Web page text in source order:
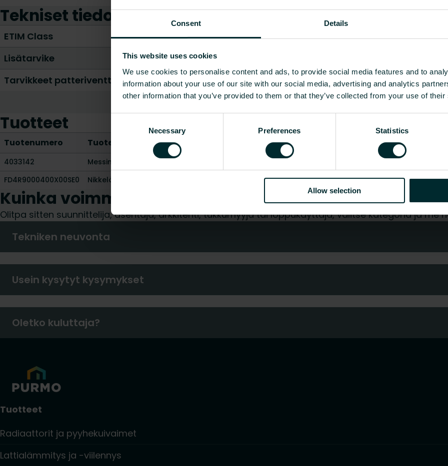
Consent Details
This website uses cookies
We use cookies to personalise content and ads, to provide social media features and to
information about your use of our site with our social media, advertising and analytics
other information that you’ve provided to them or that they’ve collected from your use of
Necessary Preferences Statistics
Allow selection
Tekniset tiedot
ETIM Class
EC010048 - Tarvikkeet/
Lisätarvike
Tarvikkeet patteriventtiileille
käsipyörä
Näytä kaikki
Tuotteet
Tuotenumero Tuotekuvaus Paino [kg] CO2/Kg ekvivalentti per kg materiaalia
4033142 Messinkinen, kiillotettu
FD4R9000400X00SE0
Nikkelöity, kiillotettu
Kuinka voimme auttaa sinua?
Olitpa sitten suunnittelija, asentaja, arkkitehti, tukkumyyjä tai loppukäyttäjä, valitse kategoria ja me
Tekniken neuvonta
Usein kysytyt kysymykset
Oletko kuluttaja?
Tuotteet
Radiaattorit ja pyyhekuivaimet
Lattialämmitys ja -viilennys